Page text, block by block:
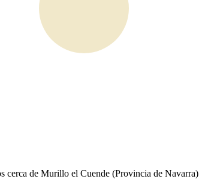
cerca de Murillo el Cuende (Provincia de Navarra)